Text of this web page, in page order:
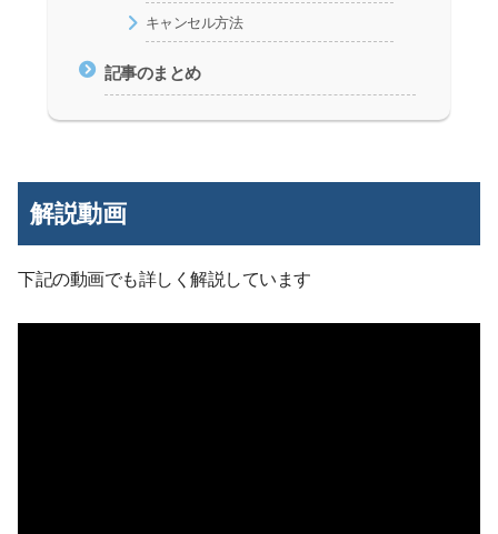
キャンセル方法
記事のまとめ
解説動画
下記の動画でも詳しく解説しています